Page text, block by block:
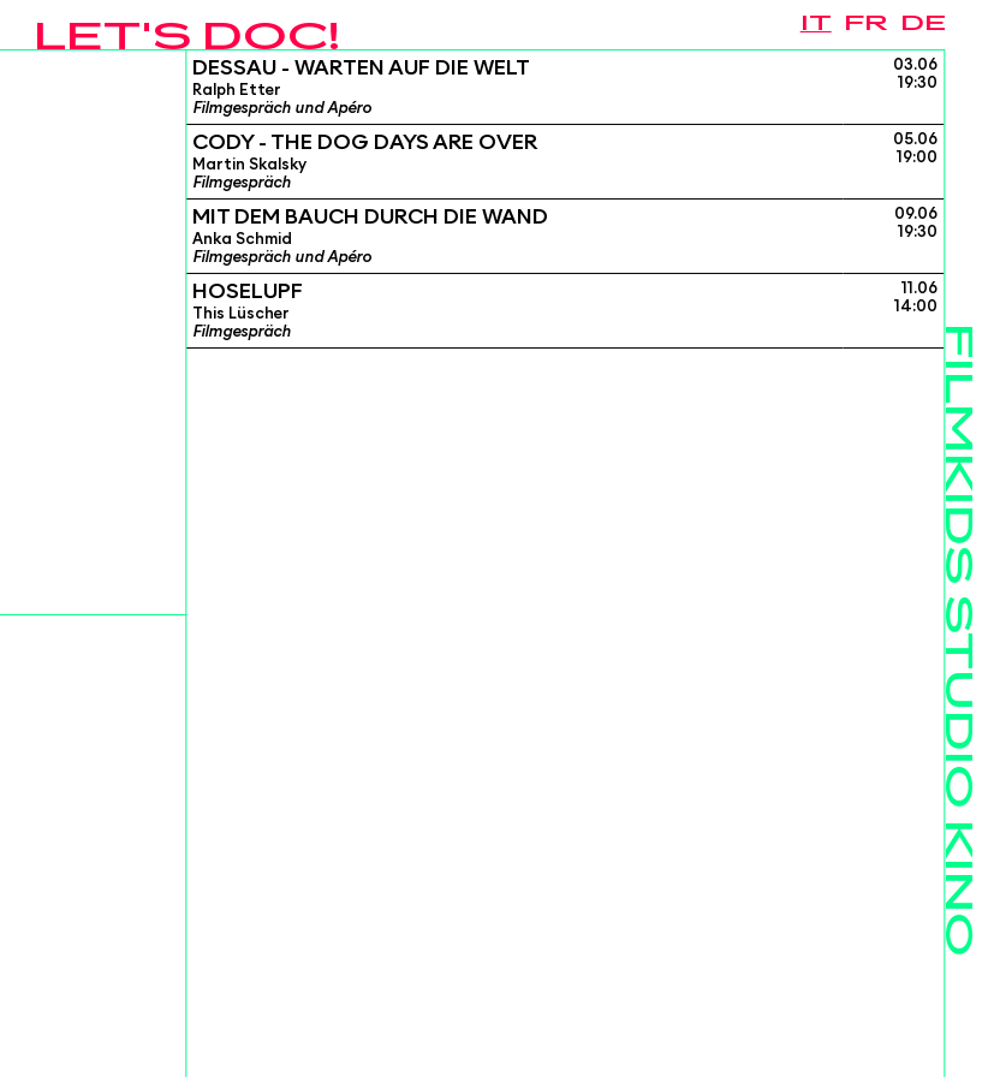
FILMKIDS STUDIO KINO
DE
FR
IT
LET'S DOC!
DESSAU - WARTEN AUF DIE WELT
Ralph Etter
Filmgespräch und Apéro
03.06
19:30
CODY - THE DOG DAYS ARE OVER
Martin Skalsky
Filmgespräch
05.06
19:00
MIT DEM BAUCH DURCH DIE WAND
Anka Schmid
Filmgespräch und Apéro
09.06
19:30
HOSELUPF
This Lüscher
Filmgespräch
11.06
14:00